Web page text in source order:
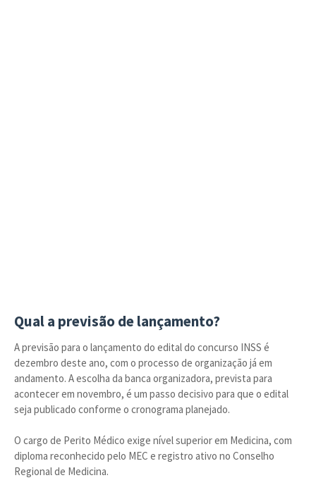
Qual a previsão de lançamento?
A previsão para o lançamento do edital do concurso INSS é
dezembro deste ano, com o processo de organização já em
andamento. A escolha da banca organizadora, prevista para
acontecer em novembro, é um passo decisivo para que o edital
seja publicado conforme o cronograma planejado.
O cargo de Perito Médico exige nível superior em Medicina, com
diploma reconhecido pelo MEC e registro ativo no Conselho
Regional de Medicina.